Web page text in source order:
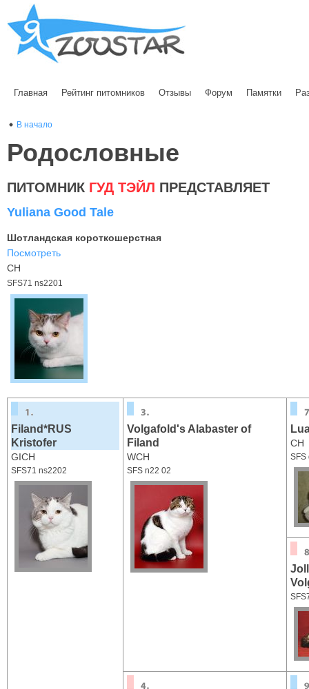
Главная Рейтинг питомников Отзывы Форум Памятки
В начало
Родословные
ПИТОМНИК ГУД ТЭЙЛ ПРЕДСТАВЛЯЕТ
Yuliana Good Tale
Шотландская короткошерстная
Посмотреть
CH
SFS71 ns2201
Filand*RUS
Kristofer
GICH
SFS71 ns2202
Volgafold's Alabaster of
Filand
WCH
SFS n22 02
CH
SFS